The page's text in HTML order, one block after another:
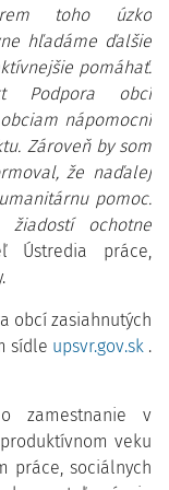
toho úzko
hľadáme ďalšie
pomáhať.
Podpora obcí
nápomocní
Zároveň by som
že naďalej
pomoc.
ochotne
Ústredia práce,
obcí zasiahnutých
sídle upsvr.gov.sk .
zamestnanie v
veku
práce, sociálnych